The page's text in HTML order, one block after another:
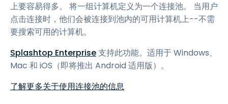
上要容易得多。 将一组计算机定义为一个连接池。 当用户
点击连接时，他们会被连接到池内的可用计算机上--不需
要搜索可用的计算机。
Splashtop Enterprise支持此功能。适用于 Windows、
Mac 和 iOS（即将推出 Android 适用版）。
了解更多关于使用连接池的信息